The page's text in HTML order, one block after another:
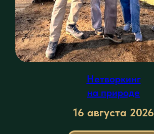
Нетворкинг
на природе
16 августа 2026